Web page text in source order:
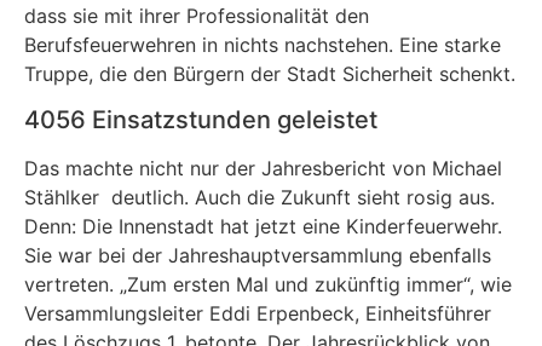
dass sie mit ihrer Professionalität den
Berufsfeuerwehren in nichts nachstehen. Eine starke
Truppe, die den Bürgern der Stadt Sicherheit schenkt.
4056 Einsatzstunden geleistet
Das machte nicht nur der Jahresbericht von Michael
Stählker deutlich. Auch die Zukunft sieht rosig aus.
Denn: Die Innenstadt hat jetzt eine Kinderfeuerwehr.
Sie war bei der Jahreshauptversammlung ebenfalls
vertreten. „Zum ersten Mal und zukünftig immer“, wie
Versammlungsleiter Eddi Erpenbeck, Einheitsführer